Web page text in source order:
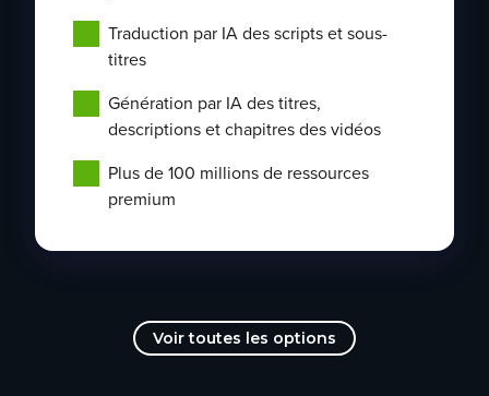
Traduction par IA des scripts et sous-
titres
Génération par IA des titres,
descriptions et chapitres des vidéos
Plus de 100 millions de ressources
premium
Voir toutes les options